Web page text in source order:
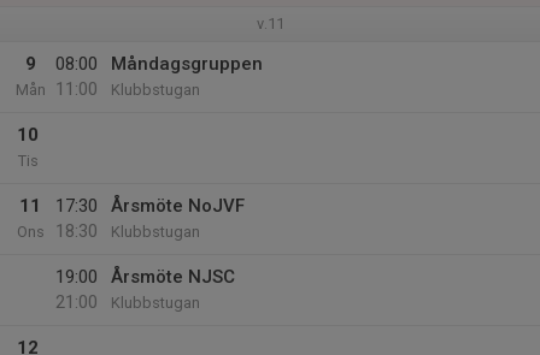
v.11
9
Mån
08:00
11:00
Måndagsgruppen
Klubbstugan
10
Tis
11
Ons
17:30
18:30
Årsmöte NoJVF
Klubbstugan
19:00
21:00
Årsmöte NJSC
Klubbstugan
12